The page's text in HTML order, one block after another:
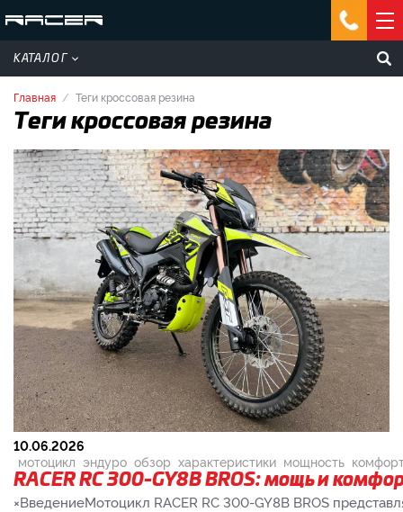
КАТАЛОГ
Главная Теги кроссовая резина
Теги кроссовая резина
10.06.2026
мотоцикл эндуро обзор характеристики мощность
RACER RC 300-GY8B BROS: мощь и
×ВведениеМотоцикл RACER RC 300-GY8B BROS